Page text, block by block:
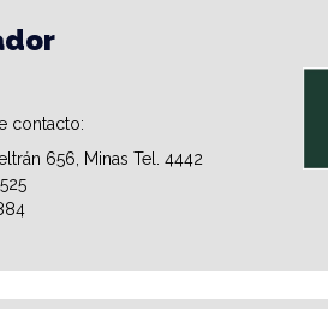
contacto:
656, Minas Tel. 4442